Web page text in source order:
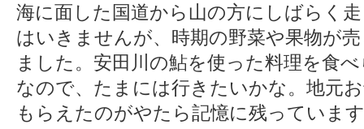
海に面した国道から山の方にしばらく
はいきませんが、時期の野菜や果物が
ました。安田川の鮎を使った料理を食
なので、たまには行きたいかな。地元
もらえたのがやたら記憶に残っていま